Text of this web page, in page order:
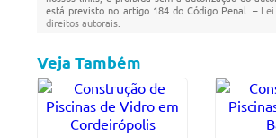
está previsto no artigo 184 do Código Penal. –
direitos autorais
Veja Também